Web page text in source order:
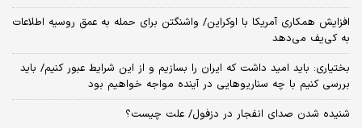
افزایش همکاری آمریکا با اوکراین/ واشنگتن برای حمله به عمق روسیه اطلاعات
به کی‌یف می‌دهد
بختیاری: باید امید داشت که ایران را بسازیم و از این شرایط عبور کنیم/ باید
بررسی کنیم با چه سناریوهایی در آینده مواجه خواهیم بود
شنیده شدن صدای انفجار در دزفول/ علت چیست؟